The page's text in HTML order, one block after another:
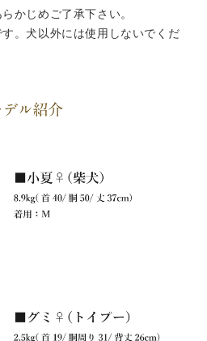
かじめご了承下さい。
。犬以外には使用しないでくだ